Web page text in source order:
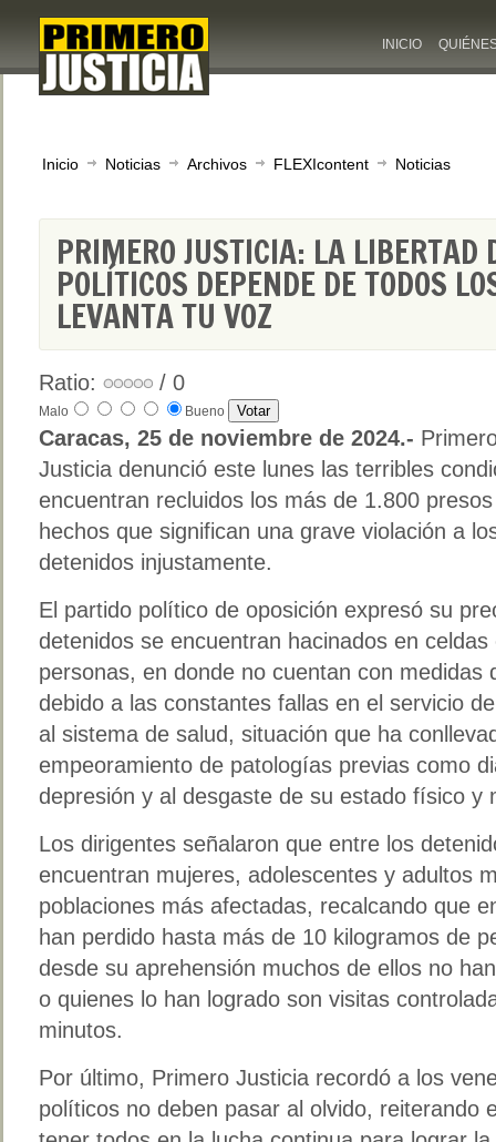
INICIO
Inicio Noticias Archivos FLEXIcontent Noticias
PRIMERO JUSTICIA: LA LIBERTAD
POLÍTICOS DEPENDE DE TODOS
LEVANTA TU VOZ
Ratio: / 0
Malo Bueno
Caracas, 25 de noviembre de 2024.-
Justicia denunció este lunes las terribles
encuentran recluidos los más de 1.800
hechos que significan una grave violación a
detenidos injustamente.
El partido político de oposición expresó su
detenidos se encuentran hacinados en
personas, en donde no cuentan con medidas
debido a las constantes fallas en el servicio
al sistema de salud, situación que ha
empeoramiento de patologías previas como
depresión y al desgaste de su estado físico y
Los dirigentes señalaron que entre los
encuentran mujeres, adolescentes y adultos
poblaciones más afectadas, recalcando que
han perdido hasta más de 10 kilogramos de
desde su aprehensión muchos de ellos no
o quienes lo han logrado son visitas
minutos.
Por último, Primero Justicia recordó a los
políticos no deben pasar al olvido, reiterando